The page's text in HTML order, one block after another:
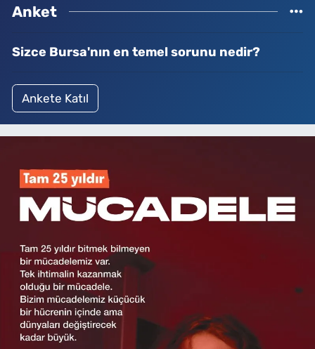
Anket
Sizce Bursa'nın en temel sorunu nedir?
Ankete Katıl